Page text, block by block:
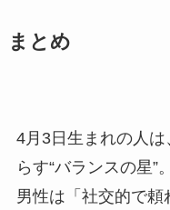
まとめ
4月3日生まれの人
らす“バランスの星”。
男性は「社交的で頼